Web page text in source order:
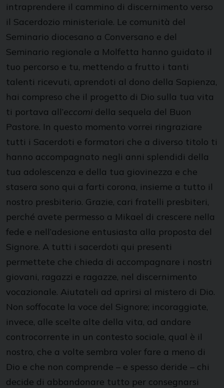
intraprendere il cammino di discernimento verso
il Sacerdozio ministeriale. Le comunità del
Seminario diocesano a Conversano e del
Seminario regionale a Molfetta hanno guidato il
tuo percorso e tu, mettendo a frutto i tanti
talenti ricevuti, aprendoti al dono della Sapienza,
hai compreso che il progetto di Dio sulla tua vita
ti portava all’eccomi della sequela del Buon
Pastore. In questo momento vorrei ringraziare
tutti i Sacerdoti e formatori che a diverso titolo ti
hanno accompagnato negli anni splendidi della
tua adolescenza e della tua giovinezza e che
stasera sono qui a farti corona, insieme a tutto il
nostro presbiterio. Grazie, cari fratelli presbiteri,
perché avete permesso a Mikael di crescere nella
fede e nell’adesione entusiasta alla proposta del
Signore. A tutti i sacerdoti qui presenti
permettete che chieda di accompagnare i nostri
giovani, ragazzi e ragazze, nel discernimento
vocazionale. Aiutateli ad aprirsi al mistero di Dio.
Non soffocate la voce del Signore; incoraggiate,
invece, alle scelte alte della vita, ad andare
controcorrente in un contesto sociale, qual è il
nostro, che a volte sembra voler fare a meno di
Dio e che non comprende – e spesso deride – chi
decide di abbandonare tutto per consegnarsi